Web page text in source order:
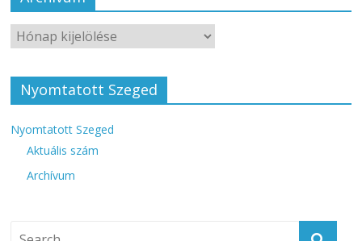
Nyomtatott Szeged
Nyomtatott Szeged
Aktuális szám
Archívum